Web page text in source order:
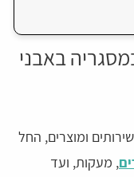
באבני
ומוצרים, החל
, מעקות, ועד